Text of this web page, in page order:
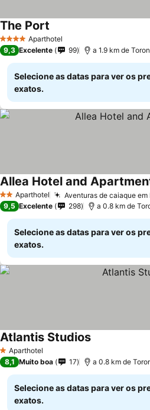
4 EstrelasAparthotel
The Port
9,3 Excelente 99 a 1.9 km de
Selecione as datas para ver os
exatos.
2 EstrelasAparthotel Aventuras de caiaque em
Allea Hotel and
9,5 Excelente 298 a 0.8 km de
Selecione as datas para ver os
exatos.
1 Estrelas
Aparthotel
Atlantis Studios
8,1 Muito boa 17 a 0.8 km de
Selecione as datas para ver os
exatos.